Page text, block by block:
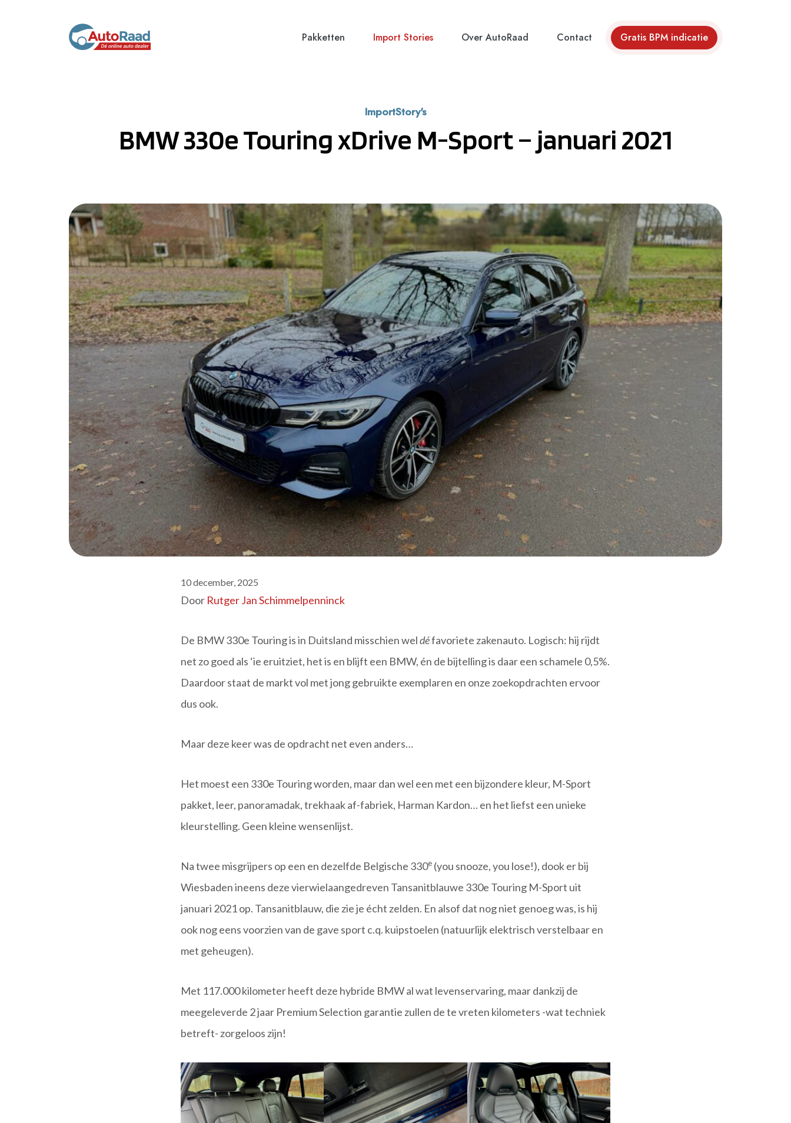
Pakketten Import Stories Over AutoRaad Contact Gratis BPM indicatie
ImportStory's
BMW 330e Touring xDrive M-Sport – januari 2021
10 december, 2025
Door Rutger Jan Schimmelpenninck
De BMW 330e Touring is in Duitsland misschien weldéfavoriete zakenauto. Logisch: hij rijdt
net zo goed als ‘ie eruitziet, het is en blijft een BMW, én de bijtelling is daar een schamele 0,5%.
Daardoor staat de markt vol met jong gebruikte exemplaren en onze zoekopdrachten ervoor
dus ook.
Maar deze keer was de opdracht net even anders…
Het moest een 330e Touring worden, maar dan wel een met een bijzondere kleur, M-Sport
pakket, leer, panoramadak, trekhaak af-fabriek, Harman Kardon… en het liefst een unieke
kleurstelling. Geen kleine wensenlijst.
Na twee misgrijpers op een en dezelfde Belgische 330e (you snooze, you lose!), dook er bij
Wiesbaden ineens deze vierwielaangedreven Tansanitblauwe 330e Touring M-Sport uit
januari 2021 op. Tansanitblauw, die zie je écht zelden. En alsof dat nog niet genoeg was, is hij
ook nog eens voorzien van de gave sport c.q. kuipstoelen (natuurlijk elektrisch verstelbaar en
met geheugen).
Met 117.000 kilometer heeft deze hybride BMW al wat levenservaring, maar dankzij de
meegeleverde 2 jaar Premium Selection garantie zullen de te vreten kilometers -wat techniek
betreft- zorgeloos zijn!